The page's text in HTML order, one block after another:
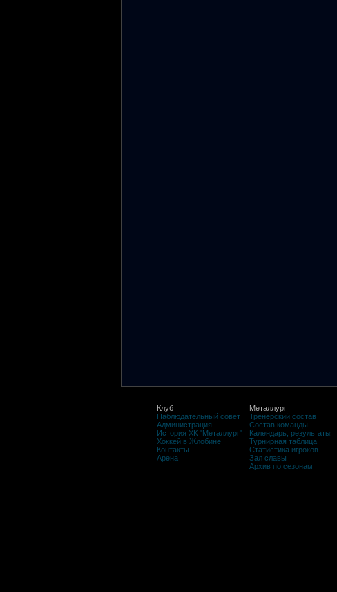
Клуб
Наблюдательный совет
Администрация
История ХК "Металлург"
Хоккей в Жлобине
Контакты
Арена
Металлург
Тренерский состав
Состав команды
Календарь, результаты
Турнирная таблица
Статистика игроков
Зал славы
Архив по сезонам